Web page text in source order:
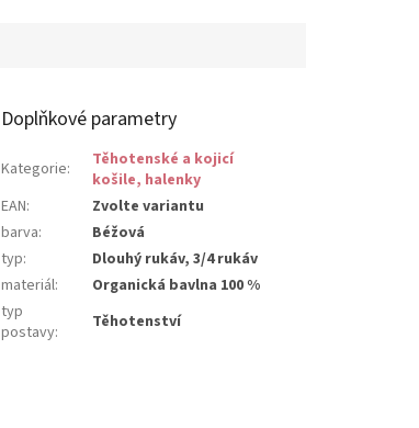
Doplňkové parametry
Kategorie:
Těhotenské a kojicí
košile, halenky
EAN:
Zvolte variantu
barva:
Béžová
typ:
Dlouhý rukáv, 3/4 rukáv
materiál:
Organická bavlna 100 %
typ
postavy: Těhotenství